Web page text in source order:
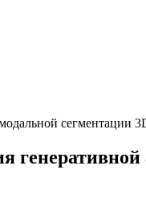
сегментации